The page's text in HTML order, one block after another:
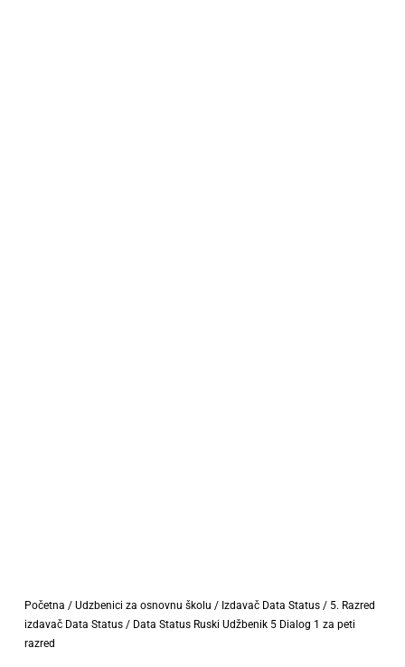
Početna / Udzbenici za osnovnu školu / Izdavač Data Status/ 5. Razred
izdavač Data Status/ Data Status Ruski Udžbenik 5 Dialog 1 za peti
razred